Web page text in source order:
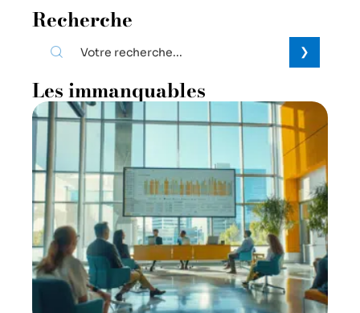
Recherche
Les immanquables